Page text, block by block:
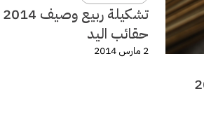
حقائب اليد
2 مارس 2014